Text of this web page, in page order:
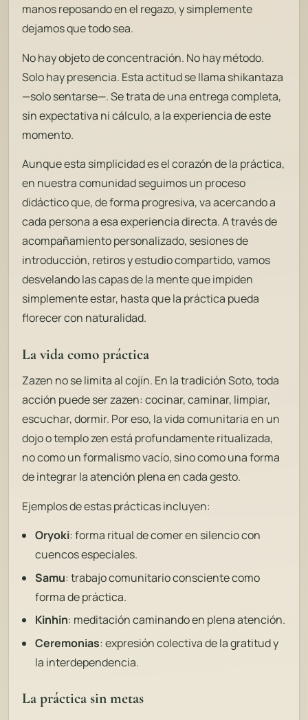
manos reposando en el regazo, y simplemente
dejamos que todo sea.
No hay objeto de concentración. No hay método.
Solo hay presencia. Esta actitud se llama shikantaza
—solo sentarse—. Se trata de una entrega completa,
sin expectativa ni cálculo, a la experiencia de este
momento.
Aunque esta simplicidad es el corazón de la práctica,
en nuestra comunidad seguimos un proceso
didáctico que, de forma progresiva, va acercando a
cada persona a esa experiencia directa. A través de
acompañamiento personalizado, sesiones de
introducción, retiros y estudio compartido, vamos
desvelando las capas de la mente que impiden
simplemente estar, hasta que la práctica pueda
florecer con naturalidad.
La vida como práctica
Zazen no se limita al cojín. En la tradición Soto, toda
acción puede ser zazen: cocinar, caminar, limpiar,
escuchar, dormir. Por eso, la vida comunitaria en un
dojo o templo zen está profundamente ritualizada,
no como un formalismo vacío, sino como una forma
de integrar la atención plena en cada gesto.
Ejemplos de estas prácticas incluyen:
Oryoki: forma ritual de comer en silencio con
cuencos especiales.
Samu: trabajo comunitario consciente como
forma de práctica.
Kinhin: meditación caminando en plena atención.
Ceremonias: expresión colectiva de la gratitud y
la interdependencia.
La práctica sin metas